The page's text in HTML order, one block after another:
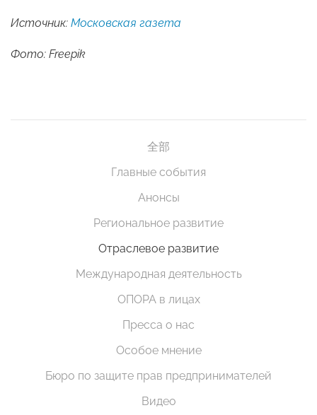
Источник: Московская газета
Фото: Freepik
全部
Главные события
Анонсы
Региональное развитие
Отраслевое развитие
Международная деятельность
ОПОРА в лицах
Пресса о нас
Особое мнение
Бюро по защите прав предпринимателей
Видео